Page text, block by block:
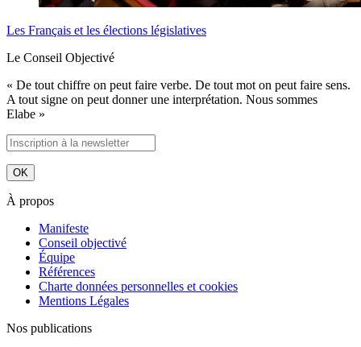
Les Français et les élections législatives
Le Conseil Objectivé
« De tout chiffre on peut faire verbe. De tout mot on peut faire sens.
A tout signe on peut donner une interprétation. Nous sommes
Elabe »
À propos
Manifeste
Conseil objectivé
Équipe
Références
Charte données personnelles et cookies
Mentions Légales
Nos publications